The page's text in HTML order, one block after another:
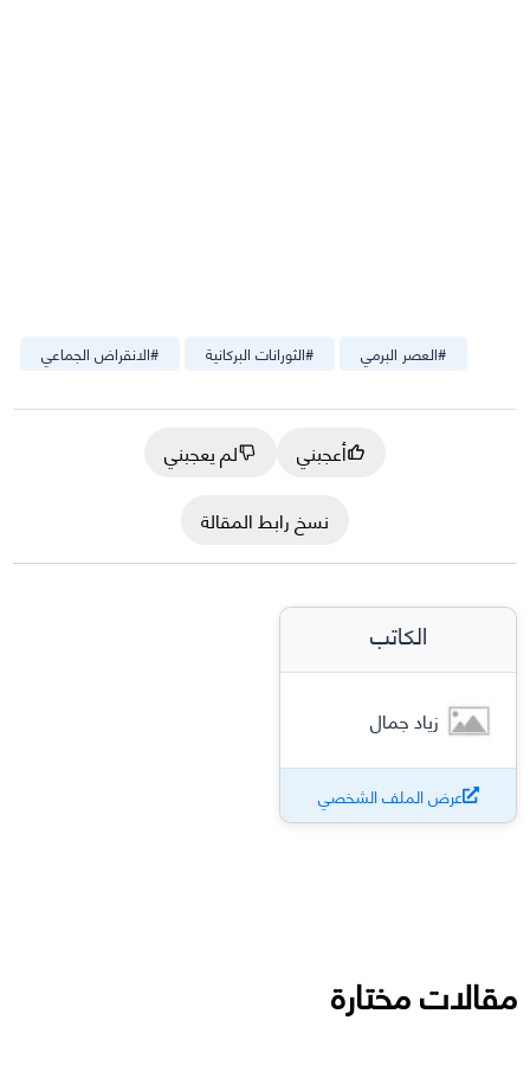
#الانقراض الجماعي #الثورانات البركانية #العصر البرمي
أعجبني
لم يعجبني
نسخ رابط المقالة
الكاتب
زياد جمال
عرض الملف الشخصي
مقالات مختارة